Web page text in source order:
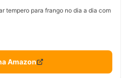
tempero para frango no dia a dia com
Amazon